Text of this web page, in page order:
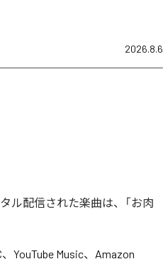
2026.8.6
ル配信された楽曲は、「お肉
、 YouTube Music、 Amazon